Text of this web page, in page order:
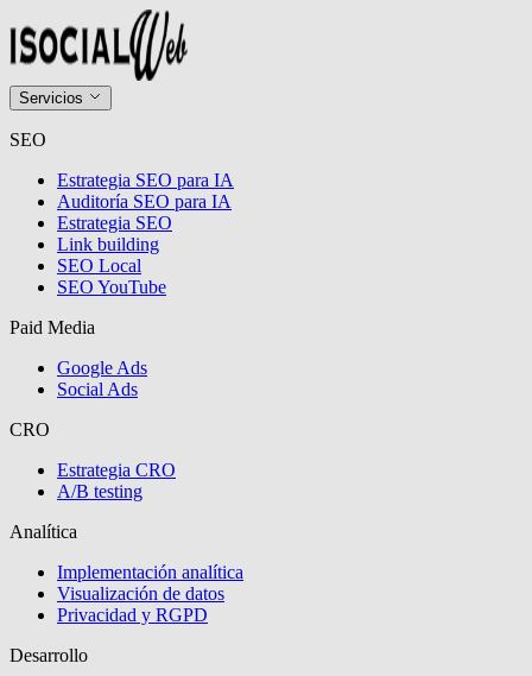
Servicios
SEO
Estrategia SEO para IA
Auditoría SEO para IA
Estrategia SEO
Link building
SEO Local
SEO YouTube
Paid Media
Google Ads
Social Ads
CRO
Estrategia CRO
A/B testing
Analítica
Implementación analítica
Visualización de datos
Privacidad y RGPD
Desarrollo